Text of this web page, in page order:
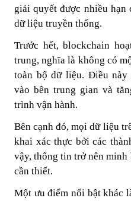
giải quyết được nhiều hạn
dữ liệu truyền thống.
Trước hết, blockchain
trung, nghĩa là không có
toàn bộ dữ liệu. Điều
vào bên trung gian và
trình vận hành.
Bên cạnh đó, mọi dữ liệu
khai xác thực bởi các
vậy, thông tin trở nên minh
cần thiết.
Một ưu điểm nổi bật khác